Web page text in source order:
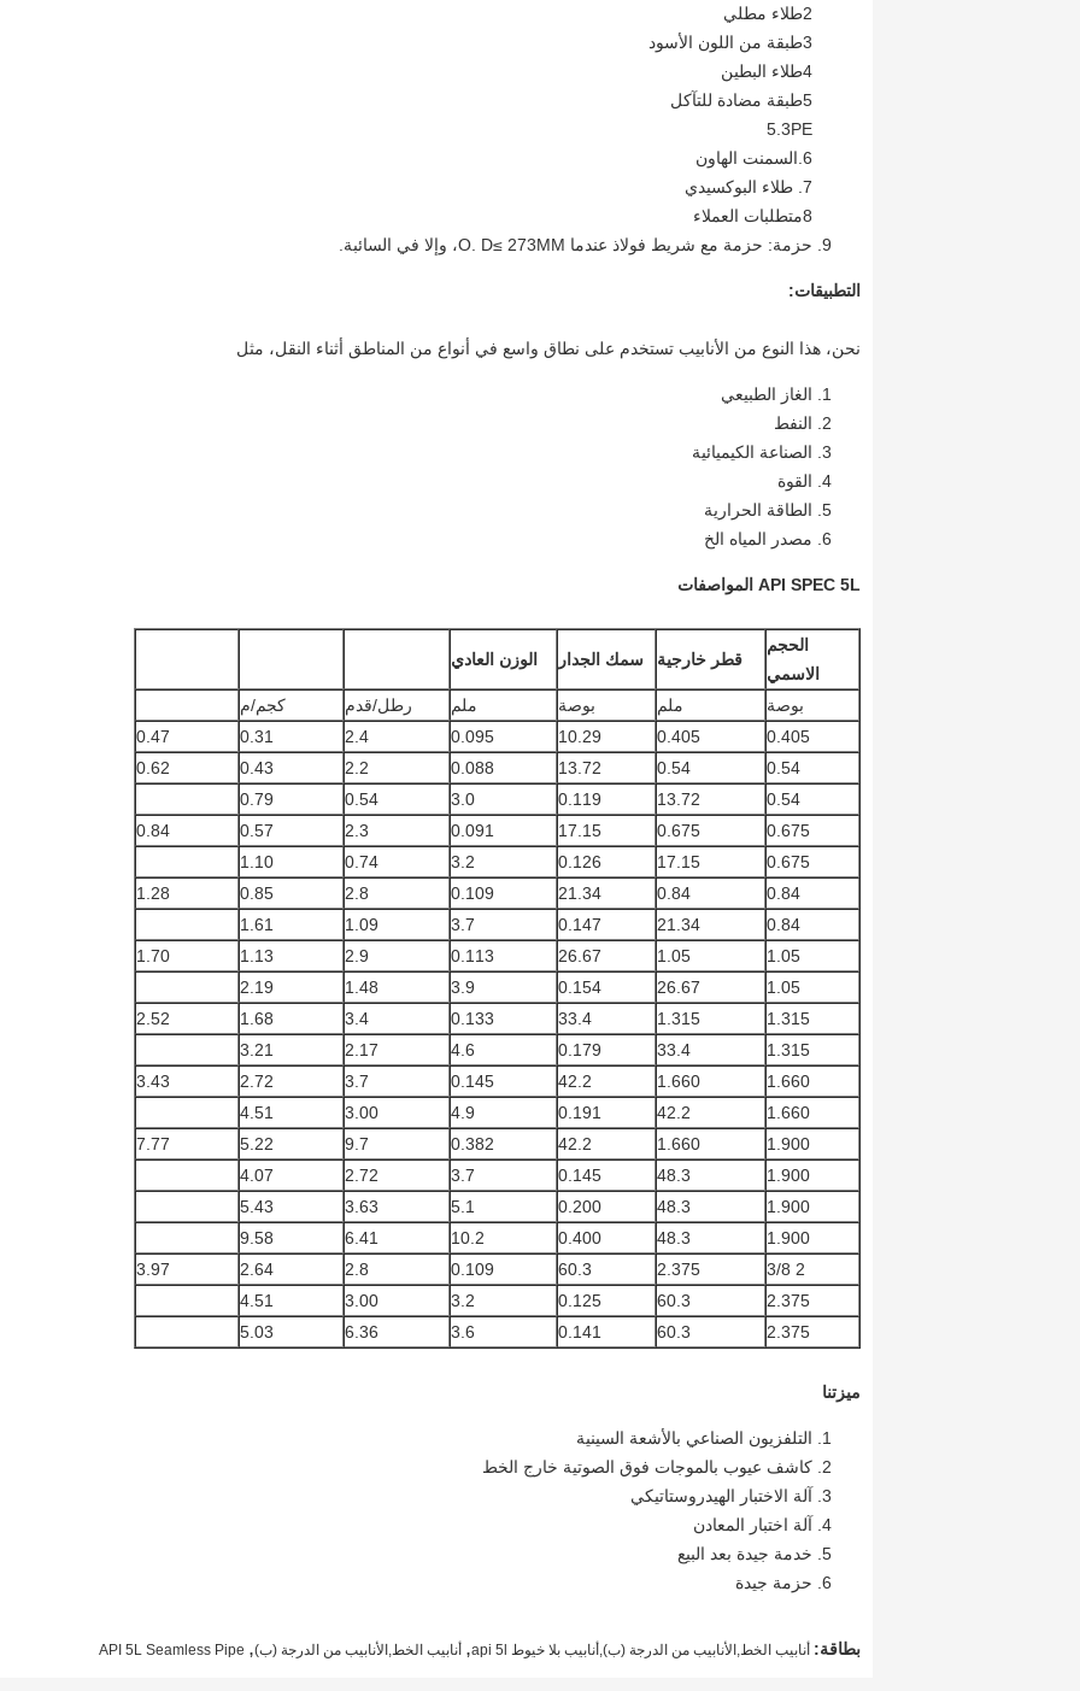
2طلاء مطلي
3طبقة من اللون الأسود
4طلاء البطين
5طبقة مضادة للتآكل
5.3PE
6.السمنت الهاون
7. طلاء البوكسيدي
8متطلبات العملاء
حزمة: حزمة مع شريط فولاذ عندما O. D≤ 273MM، وإلا في السائبة.
التطبيقات:
نحن، هذا النوع من الأنابيب تستخدم على نطاق واسع في أنواع من المناطق أثناء النقل، مثل
الغاز الطبيعي
النفط
الصناعة الكيميائية
القوة
الطاقة الحرارية
مصدر المياه الخ
API SPEC 5L المواصفات
الحجم
الاسمي
قطر خارجية سمك الجدار الوزن العادي
بوصة ملم بوصة ملم رطل/قدم
كجم/م
0.405
0.405
10.29
0.095
2.4
0.31
0.47
0.54
0.54
13.72
0.088
2.2
0.43
0.62
0.54
13.72
0.119
3.0
0.54
0.79
0.675
0.675
17.15
0.091
2.3
0.57
0.84
0.675
17.15
0.126
3.2
0.74
1.10
0.84
0.84
21.34
0.109
2.8
0.85
1.28
0.84
21.34
0.147
3.7
1.09
1.61
1.05
1.05
26.67
0.113
2.9
1.13
1.70
1.05
26.67
0.154
3.9
1.48
2.19
1.315
1.315
33.4
0.133
3.4
1.68
2.52
1.315
33.4
0.179
4.6
2.17
3.21
1.660
1.660
42.2
0.145
3.7
2.72
3.43
1.660
42.2
0.191
4.9
3.00
4.51
1.900
1.660
42.2
0.382
9.7
5.22
7.77
1.900
48.3
0.145
3.7
2.72
4.07
1.900
48.3
0.200
5.1
3.63
5.43
1.900
48.3
0.400
10.2
6.41
9.58
2 3/8
2.375
60.3
0.109
2.8
2.64
3.97
2.375
60.3
0.125
3.2
3.00
4.51
2.375
60.3
0.141
3.6
6.36
5.03
ميزتنا
التلفزيون الصناعي بالأشعة السينية
كاشف عيوب بالموجات فوق الصوتية خارج الخط
آلة الاختبار الهيدروستاتيكي
آلة اختبار المعادن
خدمة جيدة بعد البيع
حزمة جيدة
بطاقة: أنابيب الخط,الأنابيب من الدرجة (ب),أنابيب بلا خيوط api 5l , أنابيب الخط,الأنابيب من الدرجة (ب),
API 5L Seamless Pipe